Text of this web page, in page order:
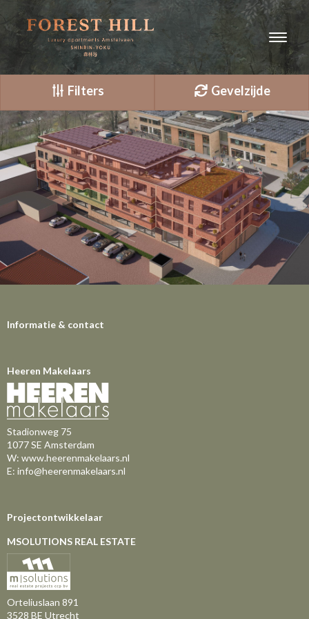
Filters Gevelzijde
Informatie & contact
Heeren Makelaars
Stadionweg 75
1077 SE Amsterdam
W: www.heerenmakelaars.nl
E: info@heerenmakelaars.nl
Projectontwikkelaar
MSOLUTIONS REAL ESTATE
Orteliuslaan 891
3528 BE Utrecht